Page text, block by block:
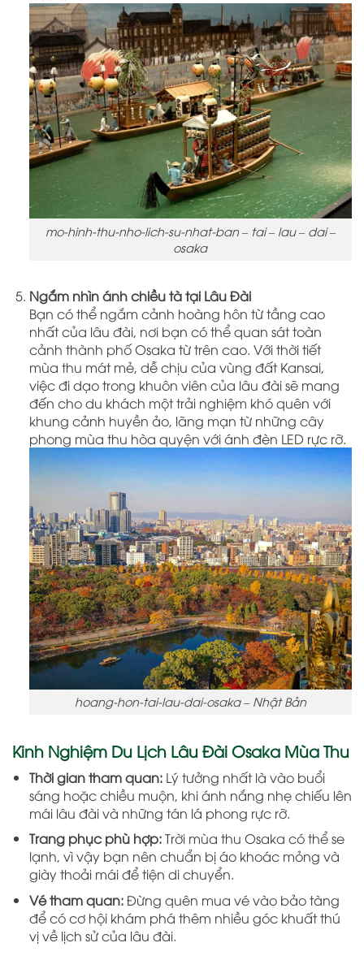
mo-hinh-thu-nho-lich-su-nhat-ban – tai – lau – dai –
osaka
Ngắm nhìn ánh chiều tà tại Lâu Đài
Bạn có thể ngắm cảnh hoàng hôn từ tầng cao
nhất của lâu đài, nơi bạn có thể quan sát toàn
cảnh thành phố Osaka từ trên cao. Với thời tiết
mùa thu mát mẻ, dễ chịu của vùng đất Kansai,
việc đi dạo trong khuôn viên của lâu đài sẽ mang
đến cho du khách một trải nghiệm khó quên với
khung cảnh huyền ảo, lãng mạn từ những cây
phong mùa thu hòa quyện với ánh đèn LED rực rỡ.
hoang-hon-tai-lau-dai-osaka – Nhật Bản
Kinh Nghiệm Du Lịch Lâu Đài Osaka Mùa Thu
Thời gian tham quan:Lý tưởng nhất là vào buổi
sáng hoặc chiều muộn, khi ánh nắng nhẹ chiếu lên
mái lâu đài và những tán lá phong rực rỡ.
Trang phục phù hợp:Trời mùa thu Osaka có thể se
lạnh, vì vậy bạn nên chuẩn bị áo khoác mỏng và
giày thoải mái để tiện di chuyển.
Vé tham quan:Đừng quên mua vé vào bảo tàng
để có cơ hội khám phá thêm nhiều góc khuất thú
vị về lịch sử của lâu đài.